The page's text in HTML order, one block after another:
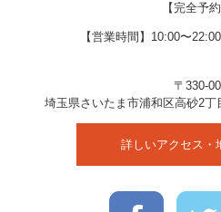
【完全予約
【営業時間】10:00〜
〒330-
埼玉県さいたま市浦和区高砂2丁
詳しいアクセス・